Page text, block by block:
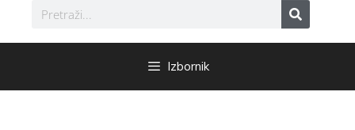
Izbornik